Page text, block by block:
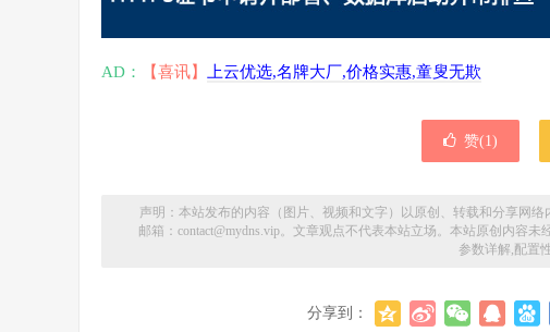
AD： 【喜讯】 上云优选,名牌大厂,价格实惠,童叟无欺
赞(1)
声明：本站发布的内容（图片、视频和文字）以原创、转载和分享网
邮箱：contact@mydns.vip。文章观点不代表本站立场。本站原创内容
参数详解,配置
分享到：